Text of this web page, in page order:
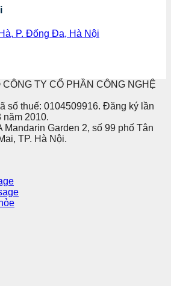
P. Đống Đa, Hà Nội
TY CỔ PHẦN CÔNG NGHỆ
số thuế: 0104509916. Đăng ký lần
năm 2010.
Mandarin Garden 2, số 99 phố Tân
TP. Hà Nội.